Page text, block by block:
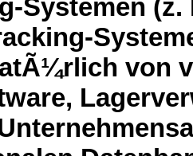
Systemen
von